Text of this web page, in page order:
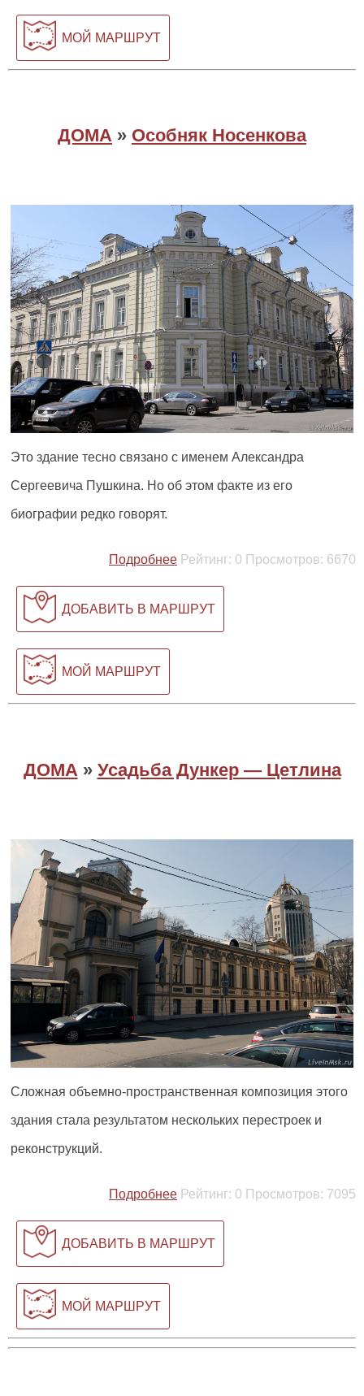
МОЙ МАРШРУТ
ДОМА » Особняк Носенкова
Это здание тесно связано с именем Александра
Сергеевича Пушкина. Но об этом факте из его
биографии редко говорят.
Подробнее Рейтинг: 0 Просмотров: 6670
ДОБАВИТЬ В МАРШРУТ
МОЙ МАРШРУТ
ДОМА » Усадьба Дункер — Цетлина
Сложная объемно-пространственная композиция этого
здания стала результатом нескольких перестроек и
реконструкций.
Подробнее Рейтинг: 0 Просмотров: 7095
ДОБАВИТЬ В МАРШРУТ
МОЙ МАРШРУТ